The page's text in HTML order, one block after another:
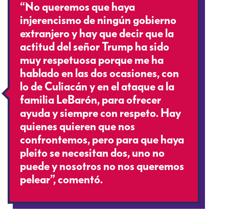
“No queremos que haya
injerencismo de ningún gobierno
extranjero y hay que decir que la
actitud del señor Trump ha sido
muy respetuosa porque me ha
hablado en las dos ocasiones, con
lo de Culiacán y en el ataque a la
familia LeBarón, para ofrecer
ayuda y siempre con respeto. Hay
quienes quieren que nos
confrontemos, pero para que haya
pleito se necesitan dos, uno no
puede y nosotros no nos queremos
pelear”, comentó.